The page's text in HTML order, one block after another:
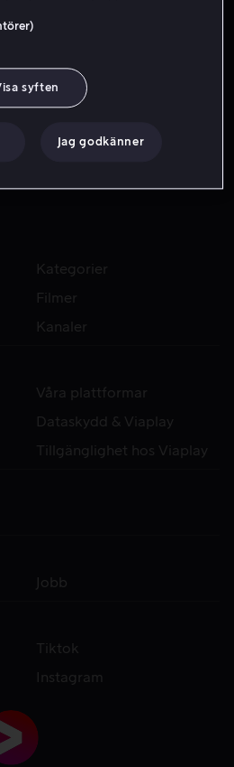
Kategorier
Filmer
Kanaler
Våra plattformar
Dataskydd & Viaplay
Tillgänglighet hos Viaplay
Jobb
Tiktok
Instagram
syften
Jag godkänner